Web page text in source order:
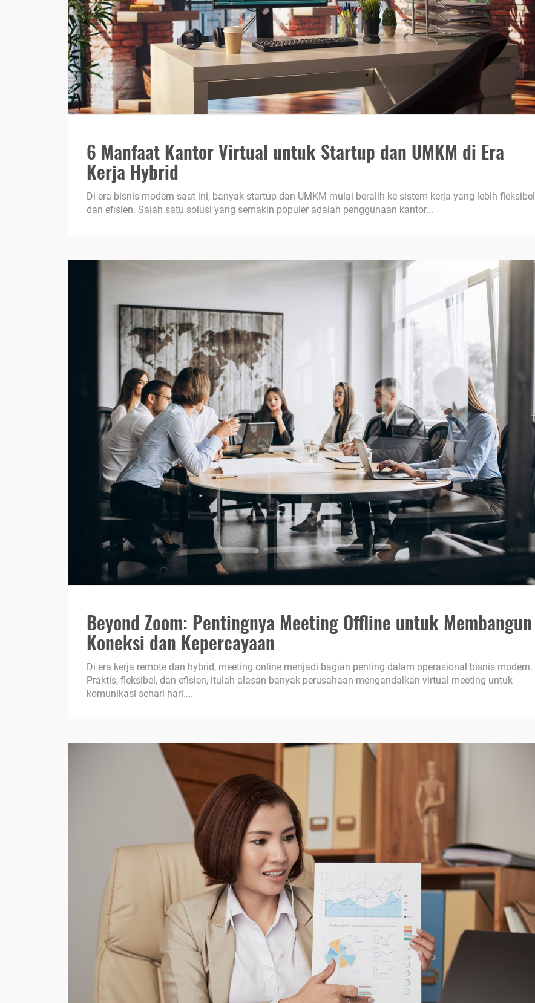
6 Manfaat Kantor Virtual untuk Startup dan UMKM di Era
Kerja Hybrid
Di era bisnis modern saat ini, banyak startup dan UMKM mulai beralih ke sistem kerja yang lebih fleksibel
dan efisien. Salah satu solusi yang semakin populer adalah penggunaan kantor...
Beyond Zoom: Pentingnya Meeting Offline untuk Membangun
Koneksi dan Kepercayaan
Di era kerja remote dan hybrid, meeting online menjadi bagian penting dalam operasional bisnis modern.
Praktis, fleksibel, dan efisien, itulah alasan banyak perusahaan mengandalkan virtual meeting untuk
komunikasi sehari-hari....